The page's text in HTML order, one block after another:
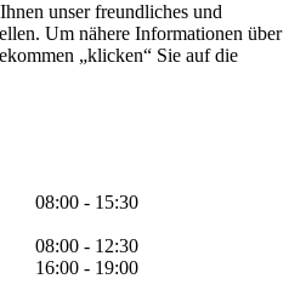
unser freundliches und
Um nähere Informationen über
„klicken“ Sie auf die
08:00 - 15:30
08:00 - 12:30
16:00 - 19:00